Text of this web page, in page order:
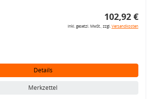
102,92 €
inkl. gesetzl. MwSt., zzgl.Versandkosten
Details
Merkzettel